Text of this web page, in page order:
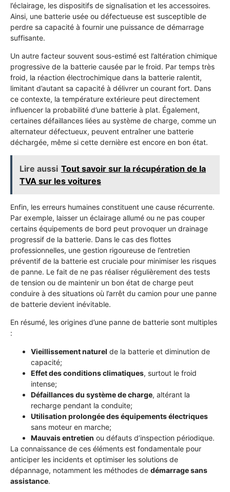
l’éclairage, les dispositifs de signalisation et les accessoires.
Ainsi, une batterie usée ou défectueuse est susceptible de
perdre sa capacité à fournir une puissance de démarrage
suffisante.
Un autre facteur souvent sous-estimé est l’altération chimique
progressive de la batterie causée par le froid. Par temps très
froid, la réaction électrochimique dans la batterie ralentit,
limitant d’autant sa capacité à délivrer un courant fort. Dans
ce contexte, la température extérieure peut directement
influencer la probabilité d’une batterie à plat. Également,
certaines défaillances liées au système de charge, comme un
alternateur défectueux, peuvent entraîner une batterie
déchargée, même si cette dernière est encore en bon état.
Lire aussi Tout savoir sur la récupération de la
TVA sur les voitures
Enfin, les erreurs humaines constituent une cause récurrente.
Par exemple, laisser un éclairage allumé ou ne pas couper
certains équipements de bord peut provoquer un drainage
progressif de la batterie. Dans le cas des flottes
professionnelles, une gestion rigoureuse de l’entretien
préventif de la batterie est cruciale pour minimiser les risques
de panne. Le fait de ne pas réaliser régulièrement des tests
de tension ou de maintenir un bon état de charge peut
conduire à des situations où l’arrêt du camion pour une panne
de batterie devient inévitable.
En résumé, les origines d’une panne de batterie sont multiples
:
Vieillissement naturel de la batterie et diminution de
capacité;
Effet des conditions climatiques, surtout le froid
intense;
Défaillances du système de charge, altérant la
recharge pendant la conduite;
Utilisation prolongée des équipements électriques
sans moteur en marche;
Mauvais entretien ou défauts d’inspection périodique.
La connaissance de ces éléments est fondamentale pour
anticiper les incidents et optimiser les solutions de
dépannage, notamment les méthodes de démarrage sans
assistance.